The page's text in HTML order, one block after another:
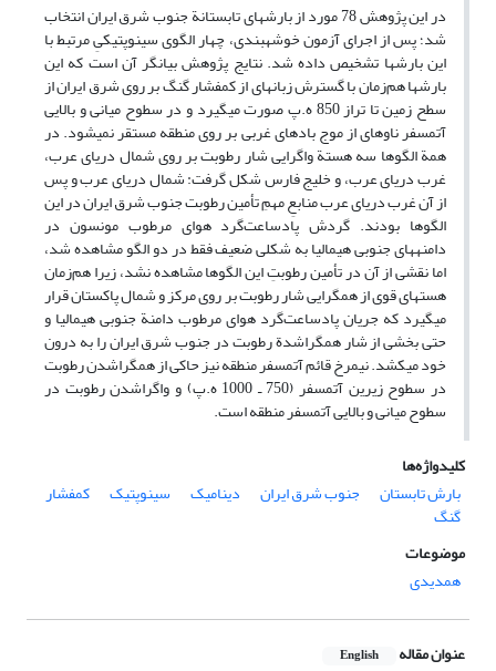
در این پژوهش 78 مورد از بارش‏های تابستانة جنوب ‏شرق ایران انتخاب
شد؛ پس از اجرای آزمون خوشه‏بندی، چهار الگوی سینوپتیکیِ مرتبط با
این بارش‏ها تشخیص داده شد. نتایج پژوهش بیانگر آن است که این
بارش‏ها هم‌زمان با گسترش زبانه‏ای از کم‏فشار گنگ بر روی شرق ایران از
سطح زمین تا تراز 850 ه.پ صورت می‏گیرد و در سطوح میانی و بالایی
آتمسفر ناوه‏ای از موج بادهای غربی بر روی منطقه مستقر نمی‏شود. در
همة الگوها سه هستة واگرایی شار رطوبت بر روی شمال دریای عرب،
غرب دریای عرب، و خلیج‏ فارس شکل گرفت: شمال دریای عرب و پس
از آن غرب دریای عرب منابعِ مهمِ تأمین رطوبت جنوب ‏شرق ایران در این
الگوها بودند. گردش پادساعت‌گرد هوای مرطوب مونسون در
دامنه‏های جنوبی هیمالیا به شکلی ضعیف فقط در دو الگو مشاهده شد،
اما نقشی از آن در تأمین رطوبتِ این الگوها مشاهده نشد، زیرا هم‌زمان
هسته‏ای قوی از همگرایی شار رطوبت بر روی مرکز و شمال پاکستان قرار
می‏گیرد که جریان پادساعت‌گرد هوای مرطوب دامنة جنوبی هیمالیا و
حتی بخشی از شار همگراشدة رطوبت در جنوب ‏شرق ایران را به درون
خود می‏کشد. نیمرخ قائم آتمسفر منطقه نیز حاکی از همگراشدن رطوبت
در سطوح زیرین آتمسفر (750 ـ 1000 ه.پ) و واگراشدن رطوبت در
سطوح میانی و بالایی آتمسفر منطقه است.
کلیدواژه‌ها
بارش تابستان
جنوب ‏شرق ایران دینامیک سینوپتیک کم‏فشار
گنگ
موضوعات
همدیدی
عنوان مقاله English